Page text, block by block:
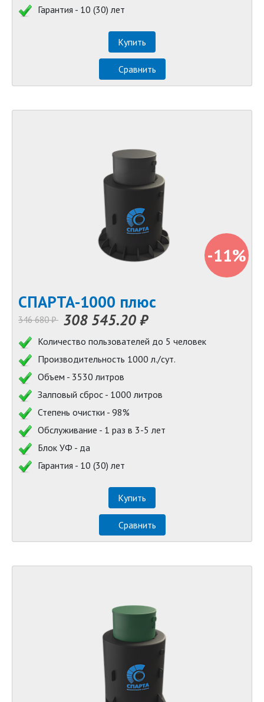
Гарантия - 10 (30) лет
Купить
Сравнить
-11%
СПАРТА-1000 плюс
346 680 ₽ 308 545.20 ₽
Количество пользователей до 5 человек
Производительность 1000 л./сут.
Объем - 3530 литров
Залповый сброс - 1000 литров
Степень очистки - 98%
Обслуживание - 1 раз в 3-5 лет
Блок УФ - да
Гарантия - 10 (30) лет
Купить
Сравнить